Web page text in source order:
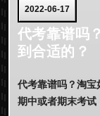
2022-06-17
代考靠谱吗
到合适的？
代考靠谱吗？淘
期中或者期末考